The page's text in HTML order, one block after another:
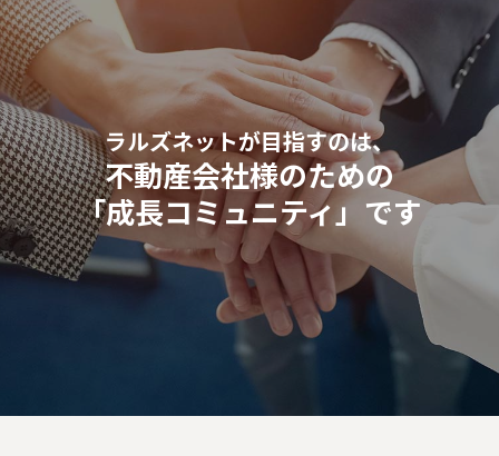
ラルズネットが目指すのは、
不動産会社様のための
「成長コミュニティ」です